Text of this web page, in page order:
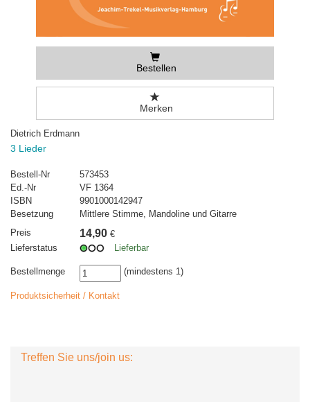
Bestellen
Merken
Dietrich Erdmann
3 Lieder
Bestell-Nr
573453
Ed.-Nr
VF 1364
ISBN
9901000142947
Besetzung
Mittlere Stimme, Mandoline und Gitarre
Preis
14,90 €
Lieferstatus
Lieferbar
Bestellmenge (mindestens 1)
Produktsicherheit / Kontakt
Treffen Sie uns/join us: